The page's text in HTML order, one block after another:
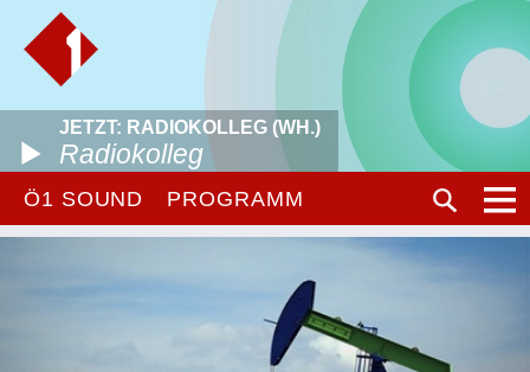
JETZT: RADIOKOLLEG (WH.)
Radiokolleg
Ö1 SOUND PROGRAMM